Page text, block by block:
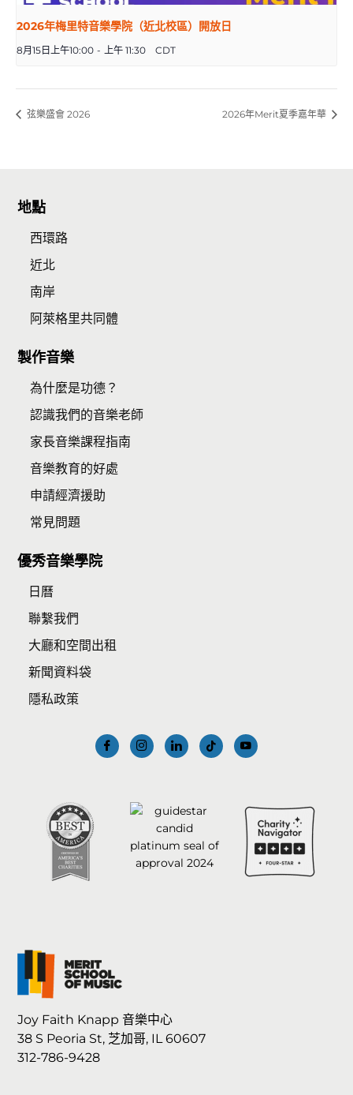
2026年梅里特音樂學院（近北校區）開放日
8月15日上午10:00 - 上午 11:30 CDT
弦樂盛會 2026 2026年Merit夏季嘉年華
地點
西環路
近北
南岸
阿萊格里共同體
製作音樂
為什麼是功德？
認識我們的音樂老師
家長音樂課程指南
音樂教育的好處
申請經濟援助
常見問題
優秀音樂學院
日曆
聯繫我們
大廳和空間出租
新聞資料袋
隱私政策
Joy Faith Knapp 音樂中心
38 S Peoria St, 芝加哥, IL 60607
312-786-9428